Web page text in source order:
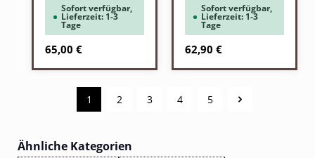
Sofort verfügbar,
Lieferzeit: 1-3
Tage
Regulärer Preis:
65,00 €
Sofort verfügbar,
Lieferzeit: 1-3
Tage
Regulärer Preis:
62,90 €
Seite
1 Seite
2 Seite
3 Seite
4 Seite
5
Ähnliche Kategorien